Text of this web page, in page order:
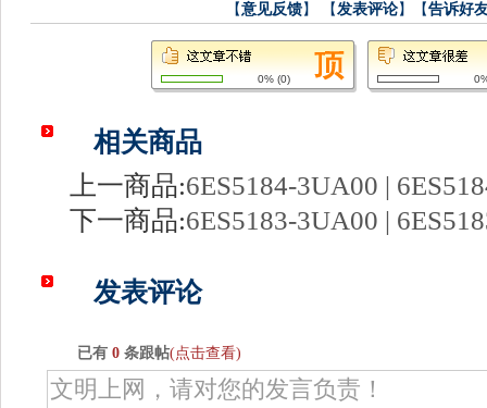
【意见反馈】 【发表评论】【告诉好
0% (0)
相关商品
上一商品:6ES5184-3UA00 |
下一商品:6ES5183-3UA00 |
发表评论
已有 0 条跟帖(点击查看)